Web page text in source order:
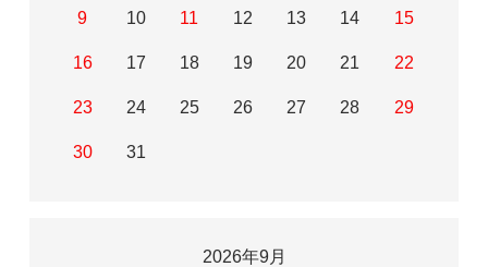
9 10 11 12 13 14 15
16 17 18 19 20 21 22
23 24 25 26 27 28 29
30 31
2026年9月